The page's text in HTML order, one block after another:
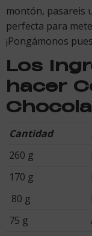
montón, pasareis
perfecta para
¡Pongámonos
Los
hacer
Cantidad
260 g
170 g
80 g
75 g